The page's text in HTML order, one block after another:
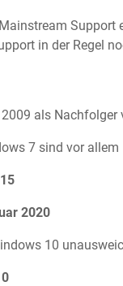
in der Regel
als
7 sind vor
2020
10